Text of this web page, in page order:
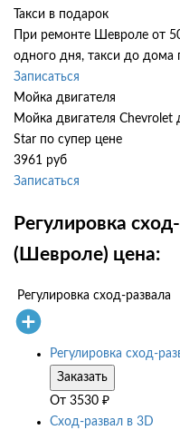
Такси в подарок
При ремонте Шевроле от
одного дня, такси до дома
Записаться
Мойка двигателя
Мойка двигателя Chevrolet
Star по супер цене
3961 руб
Записаться
Регулировка
(Шевроле) цена:
Регулировка сход-развала
Регулировка сход-
Заказать
От 3530 ₽
Сход-развал в 3D